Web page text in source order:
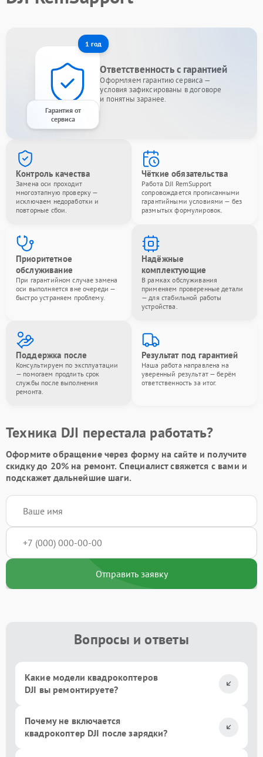
1 год
Гарантия от
сервиса
Ответственность с гарантией
Оформляем гарантию сервиса —
условия зафиксированы в договоре
и понятны заранее.
Контроль качества
Замена оси проходит
многоэтапную проверку —
исключаем недоработки и
повторные сбои.
Чёткие обязательства
Работа DJI RemSupport
сопровождается прописанными
гарантийными условиями — без
размытых формулировок.
Приоритетное
обслуживание
При гарантийном случае замена
оси выполняется вне очереди —
быстро устраняем проблему.
Надёжные
комплектующие
В рамках обслуживания
применяем проверенные детали
— для стабильной работы
устройства.
Поддержка после
Консультируем по эксплуатации
— помогаем продлить срок
службы после выполнения
ремонта.
Результат под гарантией
Наша работа направлена на
уверенный результат — берём
ответственность за итог.
Техника DJI перестала работать?
Оформите обращение через форму на сайте и получите
скидку до 20%на ремонт. Специалист свяжется с вами и
подскажет дальнейшие шаги.
Отправить заявку
Вопросы и ответы
Какие модели квадрокоптеров
DJI вы ремонтируете?
Почему не включается
квадрокоптер DJI после зарядки?